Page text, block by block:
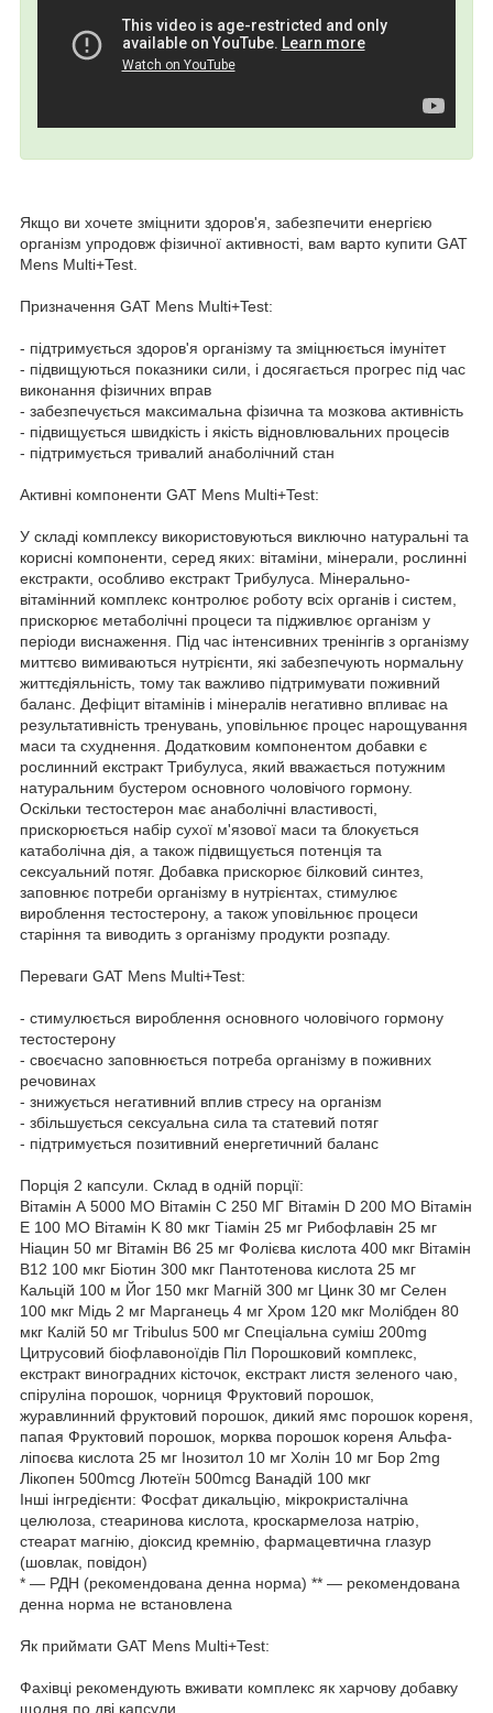
Якщо ви хочете зміцнити здоров'я, забезпечити енергією
організм упродовж фізичної активності, вам варто купити GAT
Mens Multi+Test.
Призначення GAT Mens Multi+Test:
- підтримується здоров'я організму та зміцнюється імунітет
- підвищуються показники сили, і досягається прогрес під час
виконання фізичних вправ
- забезпечується максимальна фізична та мозкова активність
- підвищується швидкість і якість відновлювальних процесів
- підтримується тривалий анаболічний стан
Активні компоненти GAT Mens Multi+Test:
У складі комплексу використовуються виключно натуральні та
корисні компоненти, серед яких: вітаміни, мінерали, рослинні
екстракти, особливо екстракт Трибулуса. Мінерально-
вітамінний комплекс контролює роботу всіх органів і систем,
прискорює метаболічні процеси та підживлює організм у
періоди виснаження. Під час інтенсивних тренінгів з організму
миттєво вимиваються нутрієнти, які забезпечують нормальну
життєдіяльність, тому так важливо підтримувати поживний
баланс. Дефіцит вітамінів і мінералів негативно впливає на
результативність тренувань, уповільнює процес нарощування
маси та схуднення. Додатковим компонентом добавки є
рослинний екстракт Трибулуса, який вважається потужним
натуральним бустером основного чоловічого гормону.
Оскільки тестостерон має анаболічні властивості,
прискорюється набір сухої м'язової маси та блокується
катаболічна дія, а також підвищується потенція та
сексуальний потяг. Добавка прискорює білковий синтез,
заповнює потреби організму в нутрієнтах, стимулює
вироблення тестостерону, а також уповільнює процеси
старіння та виводить з організму продукти розпаду.
Переваги GAT Mens Multi+Test:
- стимулюється вироблення основного чоловічого гормону
тестостерону
- своєчасно заповнюється потреба організму в поживних
речовинах
- знижується негативний вплив стресу на організм
- збільшується сексуальна сила та статевий потяг
- підтримується позитивний енергетичний баланс
Порція 2 капсули. Склад в одній порції:
Вітамін А 5000 МО Вітамін C 250 МГ Вітамін D 200 МО Вітамін
Е 100 МО Вітамін K 80 мкг Тіамін 25 мг Рибофлавін 25 мг
Ніацин 50 мг Вітамін B6 25 мг Фолієва кислота 400 мкг Вітамін
B12 100 мкг Біотин 300 мкг Пантотенова кислота 25 мг
Кальцій 100 м Йог 150 мкг Магній 300 мг Цинк 30 мг Селен
100 мкг Мідь 2 мг Марганець 4 мг Хром 120 мкг Молібден 80
мкг Калій 50 мг Tribulus 500 мг Спеціальна суміш 200mg
Цитрусовий біофлавоноїдів Піл Порошковий комплекс,
екстракт виноградних кісточок, екстракт листя зеленого чаю,
спіруліна порошок, чорниця Фруктовий порошок,
журавлинний фруктовий порошок, дикий ямс порошок кореня,
папая Фруктовий порошок, морква порошок кореня Альфа-
ліпоєва кислота 25 мг Інозитол 10 мг Холін 10 мг Бор 2mg
Лікопен 500mcg Лютеїн 500mcg Ванадій 100 мкг
Інші інгредієнти: Фосфат дикальцію, мікрокристалічна
целюлоза, стеаринова кислота, кроскармелоза натрію,
стеарат магнію, діоксид кремнію, фармацевтична глазур
(шовлак, повідон)
* — РДН (рекомендована денна норма) ** — рекомендована
денна норма не встановлена
Як приймати GAT Mens Multi+Test:
Фахівці рекомендують вживати комплекс як харчову добавку
щодня по дві капсули.